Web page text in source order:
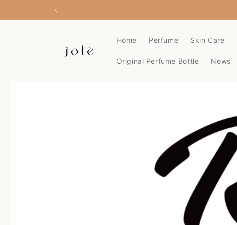
進む
Home Perfume Skin Care
Original Perfume Bottle News